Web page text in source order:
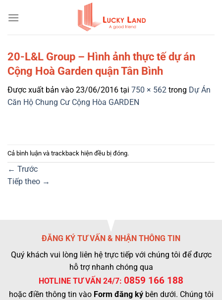
qua
20-L&L Group – Hình ảnh thực tế dự án
Cộng Hoà Garden quận Tân Bình
Được xuất bản vào 23/06/2016 tại 750 × 562 trong Dự Án
Căn Hộ Chung Cư Cộng Hòa GARDEN
Cả bình luận và trackback hiện đều bị đóng.
← Trước
Tiếp theo →
ĐĂNG KÝ TƯ VẤN & NHẬN THÔNG TIN
Quý khách vui lòng liên hệ trực tiếp với chúng tôi để được
hỗ trợ nhanh chóng qua
HOTLINE TƯ VẤN 24/7: 0859 166 188
hoặc điền thông tin vào Form đăng kýbên dưới. Chúng tôi